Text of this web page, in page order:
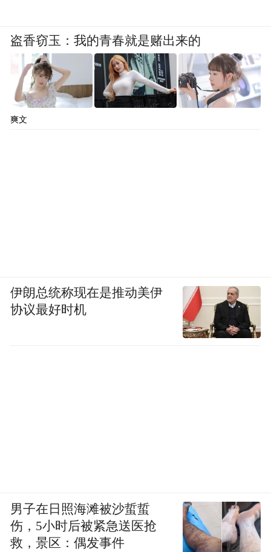
盗香窃玉：我的青春就是赌出来的
爽文
伊朗总统称现在是推动美伊
协议最好时机
男子在日照海滩被沙蜇蜇
伤，5小时后被紧急送医抢
救，景区：偶发事件